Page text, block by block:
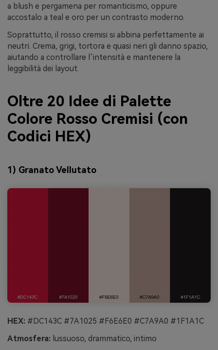
a blush e pergamena per romanticismo, oppure
accostalo a teal e oro per un contrasto moderno.
Soprattutto, il rosso cremisi si abbina perfettamente ai
neutri. Crema, grigi, tortora e quasi neri gli danno spazio,
aiutando a controllare l’intensità e mantenere la
leggibilità dei layout.
Oltre 20 Idee di Palette
Colore Rosso Cremisi (con
Codici HEX)
1) Granato Vellutato
HEX: #DC143C #7A1025 #F6E6E0 #C7A9A0 #1F1A1C
Atmosfera: lussuoso, drammatico, intimo